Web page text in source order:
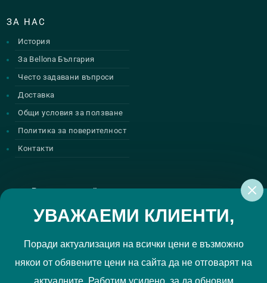
УВАЖАЕМИ КЛИЕНТИ,
Поради актуализация на всички цени е възможно
някои от обявените цени на сайта да не отговарят на
актуалните. Работим усилено, за да обновим
ЗА НАС
История
За Bellona България
Често задавани въпроси
Доставка
Общи условия за ползване
Политика за поверителност
Контакти
Регистрирай се за нашите атрактивни
Прочетох и приемам Политиката за поверителност